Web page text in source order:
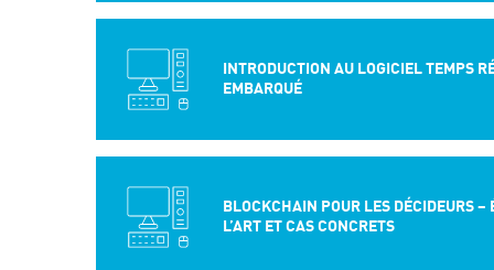
INTRODUCTION AU LOGICIEL TEMPS
EMBARQUÉ
BLOCKCHAIN POUR LES DÉCIDEURS –
L’ART ET CAS CONCRETS